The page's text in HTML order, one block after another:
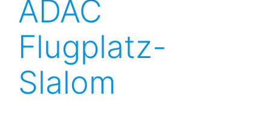
ADAC
Flugplatz-
Slalom